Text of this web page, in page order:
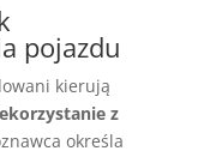
pojazdu
kierują
z
określa